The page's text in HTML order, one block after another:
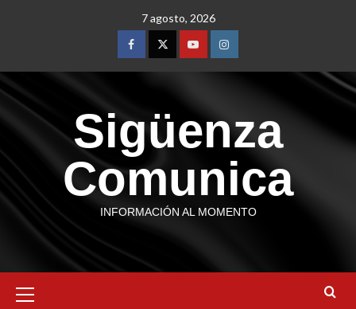
7 agosto, 2026
Sigüenza
Comunica
INFORMACIÓN AL MOMENTO